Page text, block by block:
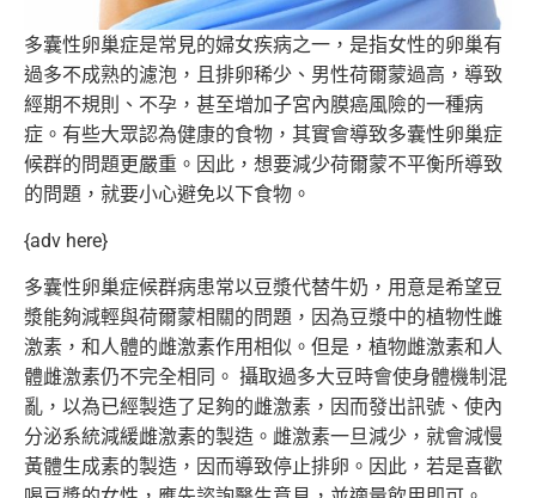
多囊性卵巢症是常見的婦女疾病之一， 是指女性的卵巢有
過多不成熟的濾泡，且排卵稀少、 男性荷爾蒙過高，導致
經期不規則、不孕， 甚至增加子宮內膜癌風險的一種病
症。有些大眾認為健康的食物， 其實會導致多囊性卵巢症
候群的問題更嚴重。因此， 想要減少荷爾蒙不平衡所導致
的問題，就要小心避免以下食物。
{adv here}
多囊性卵巢症候群病患常以豆漿代替牛奶， 用意是希望豆
漿能夠減輕與荷爾蒙相關的問題， 因為豆漿中的植物性雌
激素，和人體的雌激素作用相似。但是， 植物雌激素和人
體雌激素仍不完全相同。 攝取過多大豆時會使身體機制混
亂，以為已經製造了足夠的雌激素， 因而發出訊號、使內
分泌系統減緩雌激素的製造。雌激素一旦減少， 就會減慢
黃體生成素的製造，因而導致停止排卵。因此， 若是喜歡